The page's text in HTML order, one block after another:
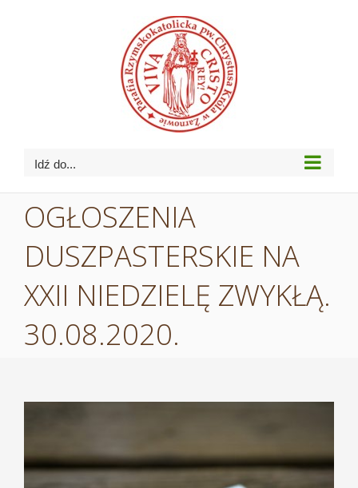
Idź do...
OGŁOSZENIA
DUSZPASTERSKIE NA
XXII NIEDZIELĘ ZWYKŁĄ.
30.08.2020.